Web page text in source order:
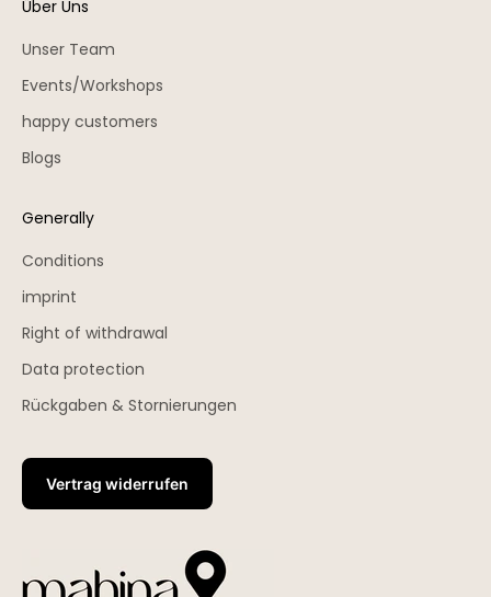
Über Uns
Unser Team
Events/Workshops
happy customers
Blogs
Generally
Conditions
imprint
Right of withdrawal
Data protection
Rückgaben & Stornierungen
Vertrag widerrufen